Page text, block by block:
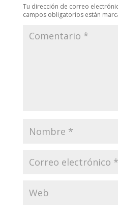
Tu dirección de correo
campos obligatorios están